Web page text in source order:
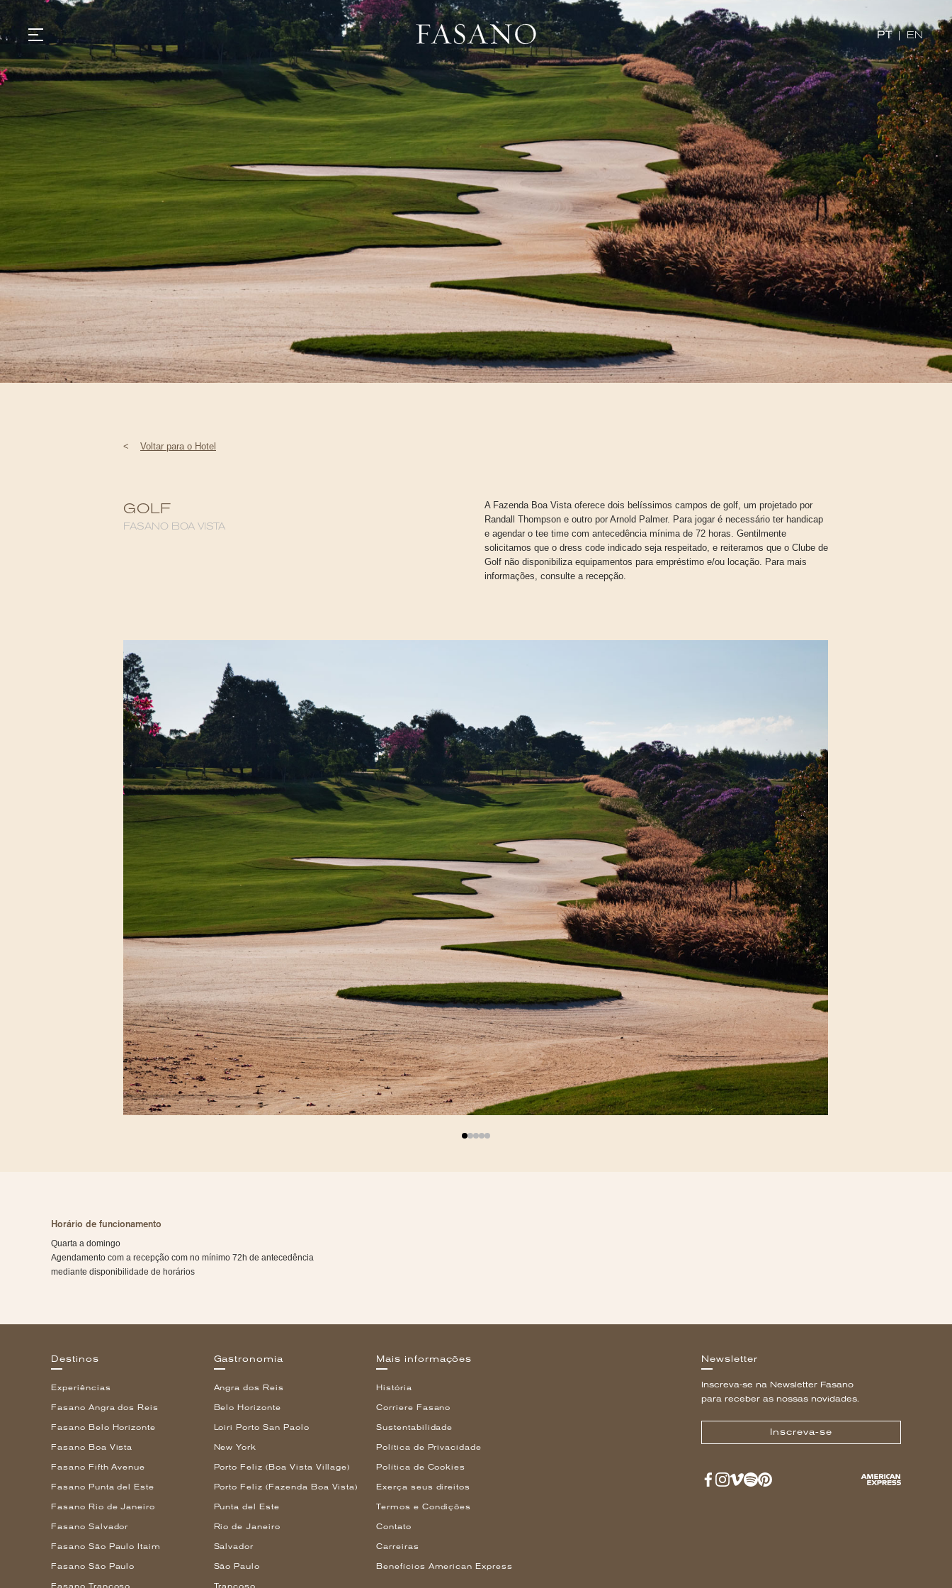
PT | EN
GASTRONOMIA
HOTÉIS
EXPERIÊNCIAS
EVENTOS
VILLAS
SHOP | SELEZIONE
DESCUBRA
WHAT'S COOKING
CORRIERE
HISTÓRIA
SUSTENTABILIDADE
CONTATO
< Voltar para o Hotel
GOLF
FASANO BOA VISTA
A Fazenda Boa Vista oferece dois belíssimos campos de golf, um projetado por
Randall Thompson e outro por Arnold Palmer. Para jogar é necessário ter handicap
e agendar o tee time com antecedência mínima de 72 horas. Gentilmente
solicitamos que o dress code indicado seja respeitado, e reiteramos que o Clube de
Golf não disponibiliza equipamentos para empréstimo e/ou locação. Para mais
informações, consulte a recepção.
Horário de funcionamento
Quarta a domingo
Agendamento com a recepção com no mínimo 72h de antecedência
mediante disponibilidade de horários
Destinos
Experiências
Fasano Angra dos Reis
Fasano Belo Horizonte
Fasano Boa Vista
Fasano Fifth Avenue
Fasano Punta del Este
Fasano Rio de Janeiro
Fasano Salvador
Fasano São Paulo Itaim
Fasano São Paulo
Fasano Trancoso
Gastronomia
Angra dos Reis
Belo Horizonte
Loiri Porto San Paolo
New York
Porto Feliz (Boa Vista Village)
Porto Feliz (Fazenda Boa Vista)
Punta del Este
Rio de Janeiro
Salvador
São Paulo
Trancoso
Mais informações
História
Corriere Fasano
Sustentabilidade
Política de Privacidade
Política de Cookies
Exerça seus direitos
Termos e Condições
Contato
Carreiras
Benefícios American Express
Newsletter
Inscreva-se na Newsletter Fasano
para receber as nossas novidades.
Inscreva-se